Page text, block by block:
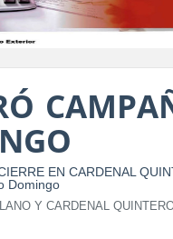
Y CARDENAL